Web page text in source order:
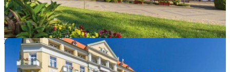
Профилей лечения:2 Крытый бассейн SPA
Санаторий Pawlik-Aquaforum
Франтишкови-Лазне
Нет цен или свободных мест на выбранные даты
Выбрать другой вариант